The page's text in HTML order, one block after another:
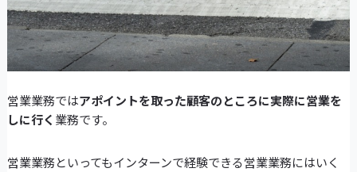
営業業務ではアポイントを取った顧客のところに実際に営業を
しに行く 業務です。
営業業務といってもインターンで経験できる営業業務にはいく